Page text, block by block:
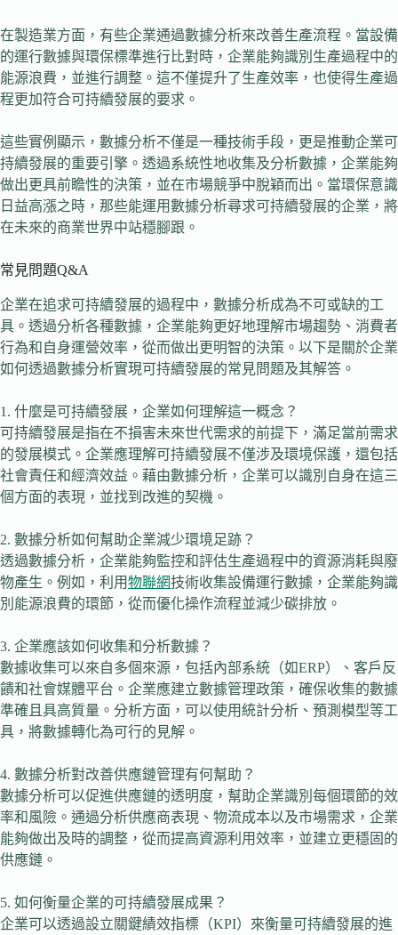
在製造業方面，有些企業通過數據分析來改善生產流程。當設備
的運行數據與環保標準進行比對時，企業能夠識別生產過程中的
能源浪費，並進行調整。這不僅提升了生產效率，也使得生產過
程更加符合可持續發展的要求。
這些實例顯示，數據分析不僅是一種技術手段，更是推動企業可
持續發展的重要引擎。透過系統性地收集及分析數據，企業能夠
做出更具前瞻性的決策，並在市場競爭中脫穎而出。當環保意識
日益高漲之時，那些能運用數據分析尋求可持續發展的企業，將
在未來的商業世界中站穩腳跟。
常見問題Q&A
企業在追求可持續發展的過程中，數據分析成為不可或缺的工
具。透過分析各種數據，企業能夠更好地理解市場趨勢、消費者
行為和自身運營效率，從而做出更明智的決策。以下是關於企業
如何透過數據分析實現可持續發展的常見問題及其解答。
1. 什麼是可持續發展，企業如何理解這一概念？
可持續發展是指在不損害未來世代需求的前提下，滿足當前需求
的發展模式。企業應理解可持續發展不僅涉及環境保護，還包括
社會責任和經濟效益。藉由數據分析，企業可以識別自身在這三
個方面的表現，並找到改進的契機。
2. 數據分析如何幫助企業減少環境足跡？
透過數據分析，企業能夠監控和評估生產過程中的資源消耗與廢
物產生。例如，利用物聯網技術收集設備運行數據，企業能夠識
別能源浪費的環節，從而優化操作流程並減少碳排放。
3. 企業應該如何收集和分析數據？
數據收集可以來自多個來源，包括內部系統（如ERP）、客戶反
饋和社會媒體平台。企業應建立數據管理政策，確保收集的數據
準確且具高質量。分析方面，可以使用統計分析、預測模型等工
具，將數據轉化為可行的見解。
4. 數據分析對改善供應鏈管理有何幫助？
數據分析可以促進供應鏈的透明度，幫助企業識別每個環節的效
率和風險。通過分析供應商表現、物流成本以及市場需求，企業
能夠做出及時的調整，從而提高資源利用效率，並建立更穩固的
供應鏈。
5. 如何衡量企業的可持續發展成果？
企業可以透過設立關鍵績效指標（KPI）來衡量可持續發展的進